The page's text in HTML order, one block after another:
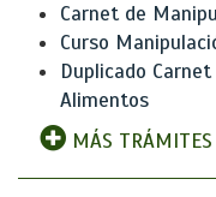
Carnet de
Curso
Duplicado
Alimentos
MÁS TRÁMITES